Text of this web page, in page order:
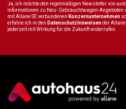
Ja, ich möchte den regelmäßigen Newsletter von
Informationen zu Neu- Gebrauchtwagen-Angeboten
mit Allane SE verbundenen Konzernunternehmen
erfahre ich in den Datenschutzhinweisender
jederzeit mit Wirkung für die Zukunft widerrufen.